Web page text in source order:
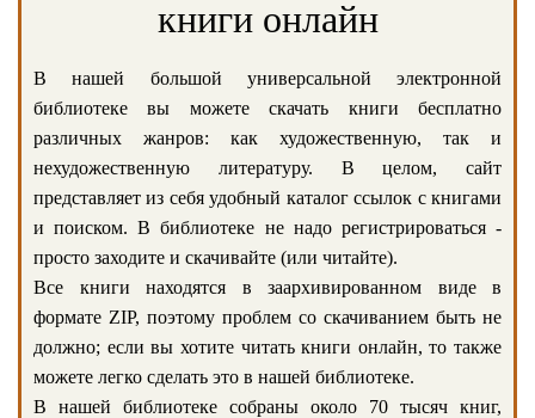
книги онлайн
В нашей большой универсальной электронной
библиотеке вы можете скачать книги бесплатно
различных жанров: как художественную, так и
нехудожественную литературу. В целом, сайт
представляет из себя удобный каталог ссылок с книгами
и поиском. В библиотеке не надо регистрироваться -
просто заходите и скачивайте (или читайте).
Все книги находятся в заархивированном виде в
формате ZIP, поэтому проблем со скачиванием быть не
должно; если вы хотите читать книги онлайн, то также
можете легко сделать это в нашей библиотеке.
В нашей библиотеке собраны около 70 тысяч книг,